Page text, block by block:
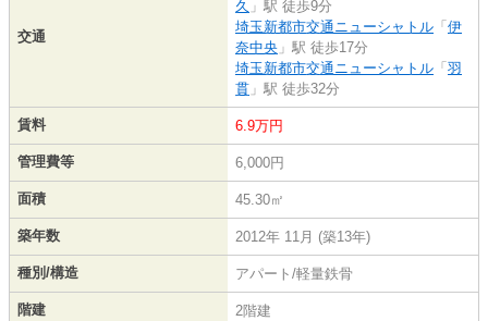
交通
久 」駅 徒歩9分
埼玉新都市交通ニューシャトル 「 伊
奈中央 」駅 徒歩17分
埼玉新都市交通ニューシャトル 「 羽
貫 」駅 徒歩32分
賃料 6.9万円
管理費等 6,000円
面積 45.30㎡
築年数 2012年 11月 (築13年)
種別/構造 アパート/軽量鉄骨
階建 2階建